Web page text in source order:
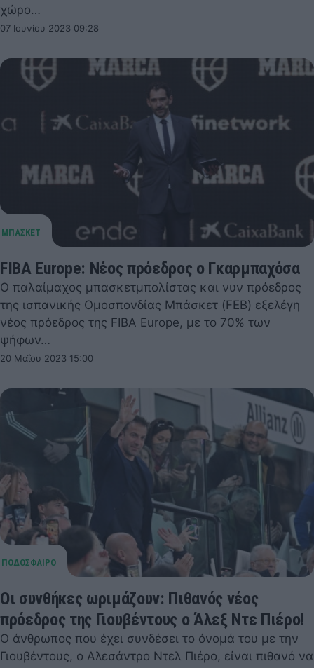
χώρο…
07 Ιουνίου 2023 09:28
FIBA Europe: Νέος πρόεδρος ο Γκαρμπαχόσα
O παλαίμαχος μπασκετμπολίστας και νυν πρόεδρος
της ισπανικής Ομοσπονδίας Μπάσκετ (FEB) εξελέγη
νέος πρόεδρος της FIBA Europe, με το 70% των
ψήφων…
20 Μαΐου 2023 15:00
Οι συνθήκες ωριμάζουν: Πιθανός νέος
πρόεδρος της Γιουβέντους ο Άλεξ Ντε Πιέρο!
Ο άνθρωπος που έχει συνδέσει το όνομά του με την
Γιουβέντους, ο Αλεσάντρο Ντελ Πιέρο, είναι πιθανό να